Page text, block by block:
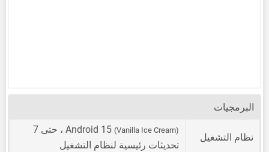
البرمجيات
نظام التشغيل
Android 15 (Vanilla Ice Cream)
، حتى 7
تحديثات رئيسية لنظام التشغيل